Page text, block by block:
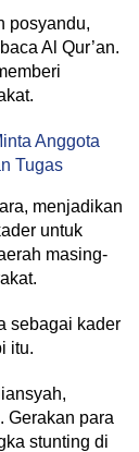
posyandu,
Al Qur’an.
Anggota
Tugas
menjadikan
untuk
masing-
sebagai kader
itu.
Gerakan para
stunting di